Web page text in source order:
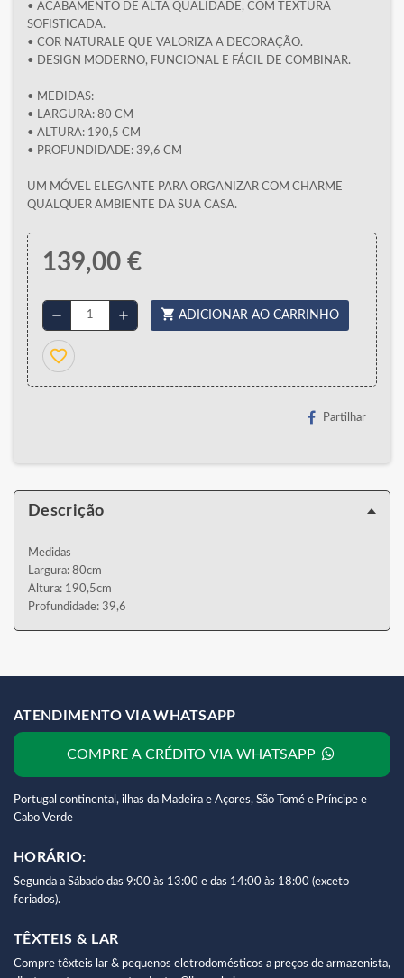
• ACABAMENTO DE ALTA QUALIDADE, COM TEXTURA
SOFISTICADA.
• COR NATURALE QUE VALORIZA A DECORAÇÃO.
• DESIGN MODERNO, FUNCIONAL E FÁCIL DE COMBINAR.
• MEDIDAS:
• LARGURA: 80 CM
• ALTURA: 190,5 CM
• PROFUNDIDADE: 39,6 CM
UM MÓVEL ELEGANTE PARA ORGANIZAR COM CHARME
QUALQUER AMBIENTE DA SUA CASA.
139,00 €
remove add shopping_cart ADICIONAR AO CARRINHO
favorite_border
Partilhar
Descrição
Medidas
Largura: 80cm
Altura: 190,5cm
Profundidade: 39,6
ATENDIMENTO VIA WHATSAPP
COMPRE A CRÉDITO VIA WHATSAPP
Portugal continental, ilhas da Madeira e Açores, São Tomé e Príncipe e
Cabo Verde
HORÁRIO:
Segunda a Sábado das 9:00 às 13:00 e das 14:00 às 18:00 (exceto
feriados).
TÊXTEIS & LAR
Compre têxteis lar & pequenos eletrodomésticos a preços de armazenista,